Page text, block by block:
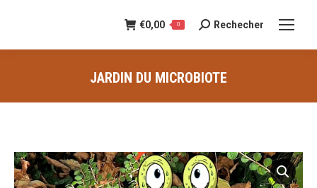
€0,00 0
Recherche
:
Rechecher
JARDIN DU MICROBIOTE